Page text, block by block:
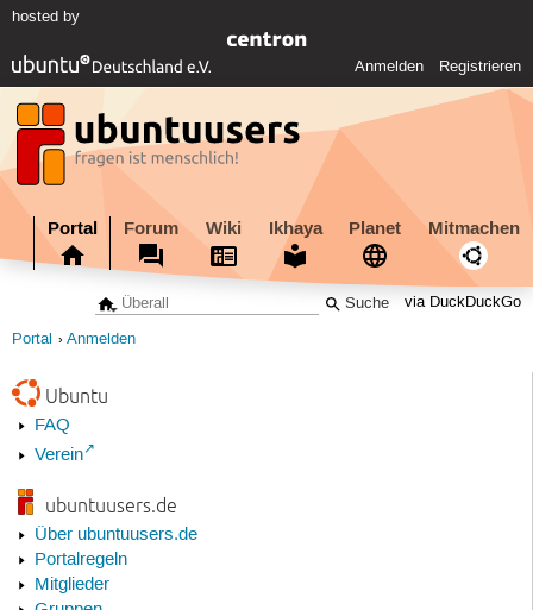
hosted by
Anmelden Registrieren
Portal Forum Wiki Ikhaya Planet Mitmachen
via DuckDuckGo
Portal Anmelden
Ubuntu
FAQ
Verein
ubuntuusers.de
Über ubuntuusers.de
Portalregeln
Mitglieder